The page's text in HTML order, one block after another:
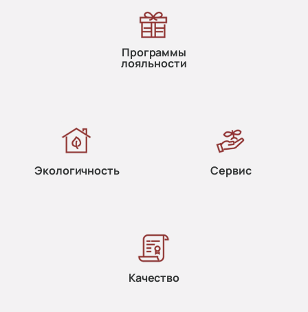
Программы
лояльности
Экологичность Сервис
Качество